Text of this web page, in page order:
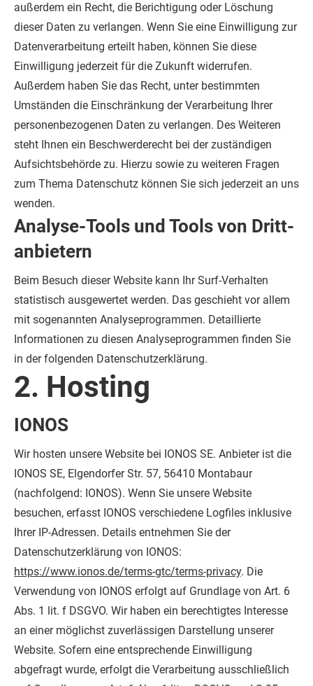
außerdem ein Recht, die Berichtigung oder Löschung
dieser Daten zu verlangen. Wenn Sie eine Einwilligung zur
Datenverarbeitung erteilt haben, können Sie diese
Einwilligung jederzeit für die Zukunft widerrufen.
Außerdem haben Sie das Recht, unter bestimmten
Umständen die Einschränkung der Verarbeitung Ihrer
personenbezogenen Daten zu verlangen. Des Weiteren
steht Ihnen ein Beschwerderecht bei der zuständigen
Aufsichtsbehörde zu. Hierzu sowie zu weiteren Fragen
zum Thema Datenschutz können Sie sich jederzeit an uns
wenden.
Analyse-Tools und Tools von Dritt­
anbietern
Beim Besuch dieser Website kann Ihr Surf-Verhalten
statistisch ausgewertet werden. Das geschieht vor allem
mit sogenannten Analyseprogrammen. Detaillierte
Informationen zu diesen Analyseprogrammen finden Sie
in der folgenden Datenschutzerklärung.
2. Hosting
IONOS
Wir hosten unsere Website bei IONOS SE. Anbieter ist die
IONOS SE, Elgendorfer Str. 57, 56410 Montabaur
(nachfolgend: IONOS). Wenn Sie unsere Website
besuchen, erfasst IONOS verschiedene Logfiles inklusive
Ihrer IP-Adressen. Details entnehmen Sie der
Datenschutzerklärung von IONOS:
https://www.ionos.de/terms-gtc/terms-privacy. Die
Verwendung von IONOS erfolgt auf Grundlage von Art. 6
Abs. 1 lit. f DSGVO. Wir haben ein berechtigtes Interesse
an einer möglichst zuverlässigen Darstellung unserer
Website. Sofern eine entsprechende Einwilligung
abgefragt wurde, erfolgt die Verarbeitung ausschließlich